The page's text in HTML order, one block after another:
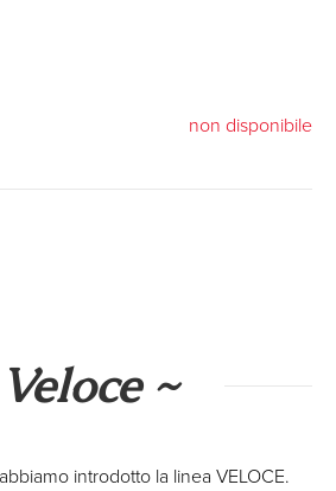
non disponibile
~
introdotto la linea VELOCE.